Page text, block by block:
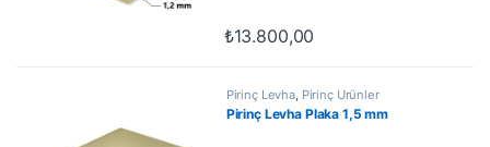
₺13.800,00
Pirinç Levha, Pirinç Ürünler
Pirinç Levha Plaka 1,5 mm